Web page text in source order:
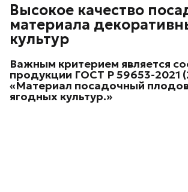
Высокое качество
материала
культур
Важным критерием является
продукции ГОСТ Р 59653-2021
«Материал посадочный
ягодных культур.»